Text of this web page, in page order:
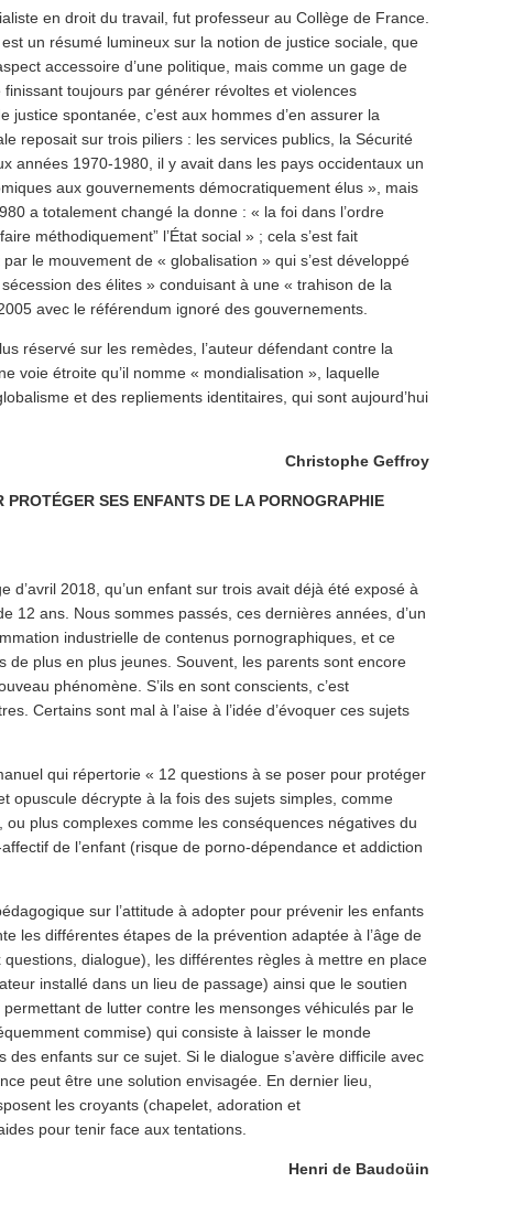
en droit du travail, fut professeur au Collège de France.
un résumé lumineux sur la notion de justice sociale, que
accessoire d’une politique, mais comme un gage de
finissant toujours par générer révoltes et violences
justice spontanée, c’est aux hommes d’en assurer la
reposait sur trois piliers : les services publics, la Sécurité
années 1970-1980, il y avait dans les pays occidentaux un
aux gouvernements démocratiquement élus », mais
a totalement changé la donne : « la foi dans l’ordre
méthodiquement” l’État social » ; cela s’est fait
par le mouvement de « globalisation » qui s’est développé
des élites » conduisant à une « trahison de la
avec le référendum ignoré des gouvernements.
réservé sur les remèdes, l’auteur défendant contre la
voie étroite qu’il nomme « mondialisation », laquelle
et des repliements identitaires, qui sont aujourd’hui
Christophe Geffroy
PROTÉGER SES ENFANTS DE LA PORNOGRAPHIE
d’avril 2018, qu’un enfant sur trois avait déjà été exposé à
12 ans. Nous sommes passés, ces dernières années, d’un
industrielle de contenus pornographiques, et ce
de plus en plus jeunes. Souvent, les parents sont encore
phénomène. S’ils en sont conscients, c’est
Certains sont mal à l’aise à l’idée d’évoquer ces sujets
qui répertorie « 12 questions à se poser pour protéger
opuscule décrypte à la fois des sujets simples, comme
ou plus complexes comme les conséquences négatives du
de l’enfant (risque de porno-dépendance et addiction
sur l’attitude à adopter pour prévenir les enfants
les différentes étapes de la prévention adaptée à l’âge de
questions, dialogue), les différentes règles à mettre en place
installé dans un lieu de passage) ainsi que le soutien
de lutter contre les mensonges véhiculés par le
commise) qui consiste à laisser le monde
enfants sur ce sujet. Si le dialogue s’avère difficile avec
peut être une solution envisagée. En dernier lieu,
les croyants (chapelet, adoration et
pour tenir face aux tentations.
Henri de Baudoüin